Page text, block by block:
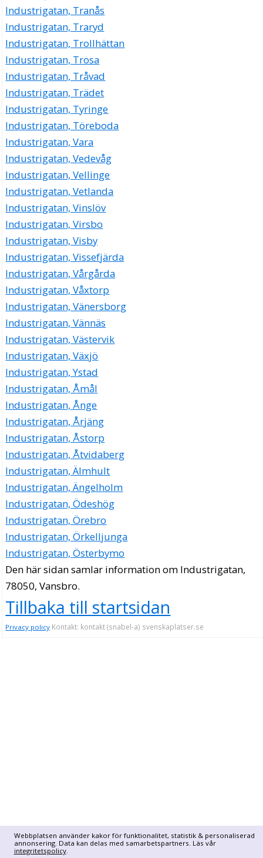
Webbplatsen använder kakor för funktionalitet, statistik & personaliserad
annonsering. Data kan delas med samarbetspartners. Läs vår
integritetspolicy.
Industrigatan, Tranås
Industrigatan, Traryd
Industrigatan, Trollhättan
Industrigatan, Trosa
Industrigatan, Tråvad
Industrigatan, Trädet
Industrigatan, Tyringe
Industrigatan, Töreboda
Industrigatan, Vara
Industrigatan, Vedevåg
Industrigatan, Vellinge
Industrigatan, Vetlanda
Industrigatan, Vinslöv
Industrigatan, Virsbo
Industrigatan, Visby
Industrigatan, Vissefjärda
Industrigatan, Vårgårda
Industrigatan, Våxtorp
Industrigatan, Vänersborg
Industrigatan, Vännäs
Industrigatan, Västervik
Industrigatan, Växjö
Industrigatan, Ystad
Industrigatan, Åmål
Industrigatan, Ånge
Industrigatan, Årjäng
Industrigatan, Åstorp
Industrigatan, Åtvidaberg
Industrigatan, Älmhult
Industrigatan, Ängelholm
Industrigatan, Ödeshög
Industrigatan, Örebro
Industrigatan, Örkelljunga
Industrigatan, Österbymo
Den här sidan samlar information om Industrigatan,
78050, Vansbro.
Tillbaka till startsidan
Privacy policy Kontakt: kontakt (snabel-a) svenskaplatser.se